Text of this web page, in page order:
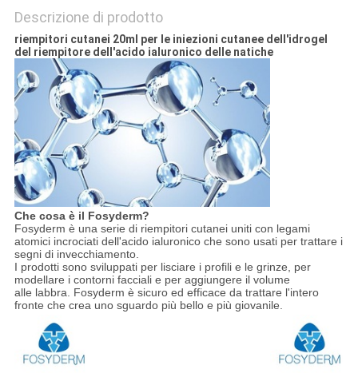
Descrizione di prodotto
riempitori cutanei 20ml per le iniezioni cutanee dell'idrogel
del riempitore dell'acido ialuronico delle natiche
Che cosa è il Fosyderm?
Fosyderm è una serie di riempitori cutanei uniti con legami
atomici incrociati dell'acido ialuronico che sono usati per trattare i
segni di invecchiamento.
I prodotti sono sviluppati per lisciare i profili e le grinze, per
modellare i contorni facciali e per aggiungere il volume
alle labbra. Fosyderm è sicuro ed efficace da trattare l'intero
fronte che crea uno sguardo più bello e più giovanile.